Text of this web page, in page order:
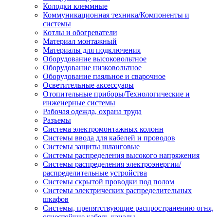
Колодки клеммные
Коммуникационная техника/Компоненты и
системы
Котлы и обогреватели
Материал монтажный
Материалы для подключения
Оборудование высоковольтное
Оборудование низковольтное
Оборудование паяльное и сварочное
Осветительные аксессуары
Отопительные приборы/Технологические и
инженерные системы
Рабочая одежда, охрана труда
Разъемы
Система электромонтажных колонн
Системы ввода для кабелей и проводов
Системы защиты шланговые
Системы распределения высокого напряжения
Системы распределения электроэнергии/
распределительные устройства
Системы скрытой проводки под полом
Системы электрических распределительных
шкафов
Системы, препятствующие распространению огня,